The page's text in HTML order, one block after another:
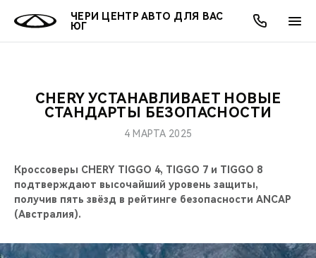
ЧЕРИ ЦЕНТР АВТО ДЛЯ ВАС
ЮГ
МОДЕЛИ
КРОССОВЕРЫ
ПОКУПАТЕЛЯМ
КРЕДИТ И СТРАХОВАНИЕ
ВЛАДЕЛЬЦАМ
ЗАПЧАСТИ И АКСЕССУАРЫ
ПОДДЕРЖКА
CHERY CONNECT
МИР CHERY
О БРЕНДЕ
CHERY В СОЦСЕТЯХ
ЛЮДИ CHERY
АКЦИИ
ОНЛАЙН СЕРВИСЫ
КРЕДИТ
О КОМПАНИИ
МЫ В СОЦСЕТЯХ
CHERY УСТАНАВЛИВАЕТ НОВЫЕ
СТАНДАРТЫ БЕЗОПАСНОСТИ
4 МАРТА 2025
Кроссоверы CHERY TIGGO 4, TIGGO 7 и TIGGO 8
подтверждают высочайший уровень защиты,
получив пять звёзд в рейтинге безопасности ANCAP
(Австралия).